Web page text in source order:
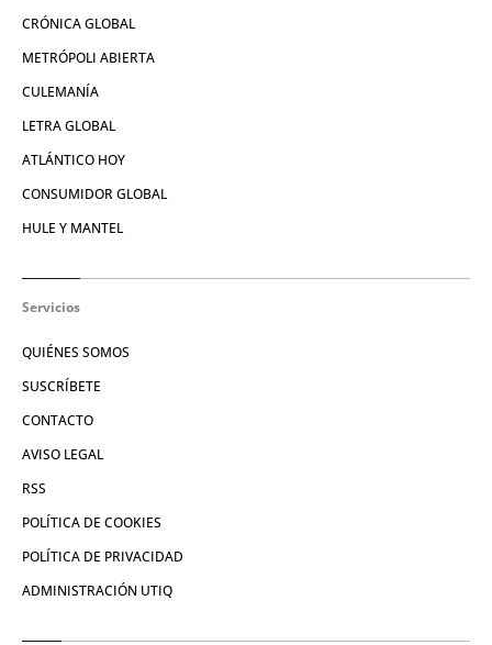
CRÓNICA GLOBAL
METRÓPOLI ABIERTA
CULEMANÍA
LETRA GLOBAL
ATLÁNTICO HOY
CONSUMIDOR GLOBAL
HULE Y MANTEL
Servicios
QUIÉNES SOMOS
SUSCRÍBETE
CONTACTO
AVISO LEGAL
RSS
POLÍTICA DE COOKIES
POLÍTICA DE PRIVACIDAD
ADMINISTRACIÓN UTIQ